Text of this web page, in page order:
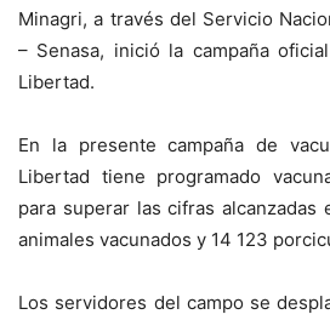
Minagri, a través del Servicio
– Senasa, inició la campaña
Libertad.
En la presente campaña de
Libertad tiene programado
para superar las cifras alcanzadas
animales vacunados y 14 123
Los servidores del campo se